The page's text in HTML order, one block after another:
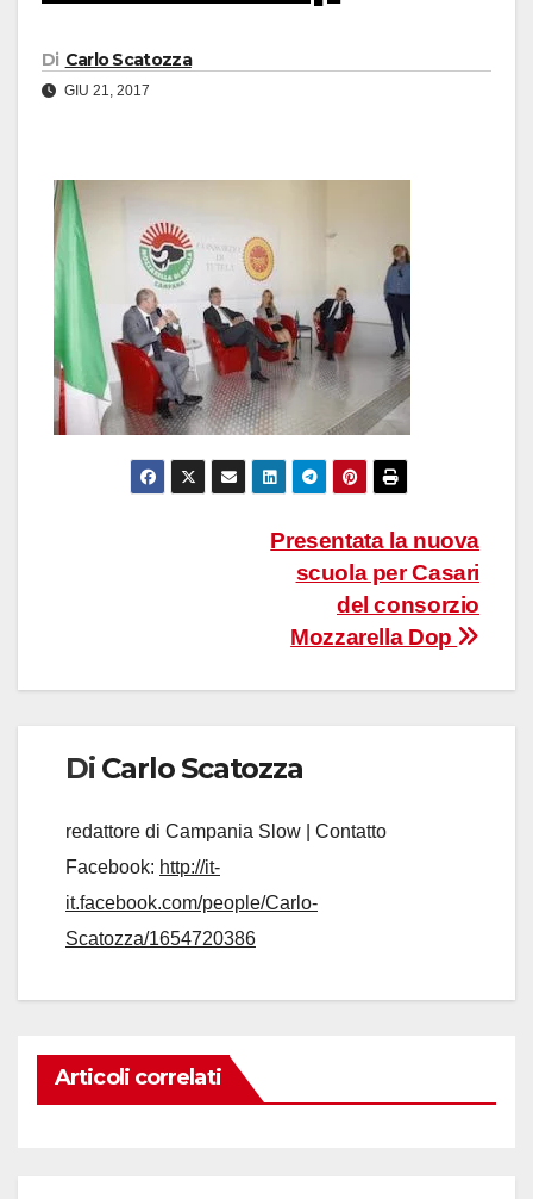
Di Carlo Scatozza
GIU 21, 2017
NavigazionePresentata la nuova
scuola per Casari
del consorzio
Mozzarella Dop
Di Carlo Scatozza
redattore di Campania Slow | Contatto
Facebook: http://it-
it.facebook.com/people/Carlo-
Scatozza/1654720386
Articoli correlati